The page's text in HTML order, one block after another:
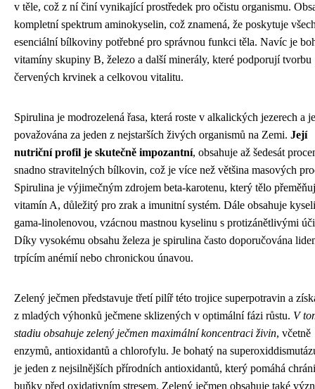
v těle, což z ní činí vynikající prostředek pro očistu organismu.
kompletní spektrum aminokyselin, což znamená, že poskytuje
esenciální bílkoviny potřebné pro správnou funkci těla. Navíc je
vitamíny skupiny B, železo a další minerály, které podporují tvorbu
červených krvinek a celkovou vitalitu.
Spirulina je modrozelená řasa, která roste v alkalických jezerech a je
považována za jeden z nejstarších živých organismů na Zemi. Její
nutriční profil je skutečně impozantní, obsahuje až šedesát
snadno stravitelných bílkovin, což je více než většina masových
Spirulina je výjimečným zdrojem beta-karotenu, který tělo
vitamín A, důležitý pro zrak a imunitní systém. Dále obsahuje
gama-linolenovou, vzácnou mastnou kyselinu s protizánětlivými
Díky vysokému obsahu železa je spirulina často doporučována
trpícím anémií nebo chronickou únavou.
Zelený ječmen představuje třetí pilíř této trojice superpotravin a
z mladých výhonků ječmene sklizených v optimální fázi růstu. V
stadiu obsahuje zelený ječmen maximální koncentraci živin, včetně
enzymů, antioxidantů a chlorofylu. Je bohatý na
je jeden z nejsilnějších přírodních antioxidantů, který pomáhá
buňky před oxidativním stresem. Zelený ječmen obsahuje také